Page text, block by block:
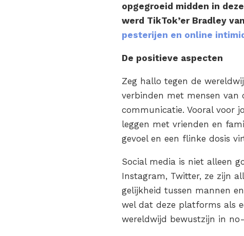
opgegroeid midden in
werd TikTok’er Bradley
pesterijen en online
De positieve aspecten
Zeg hallo tegen de
verbinden met mensen van
communicatie. Vooral voor
leggen met vrienden en
gevoel en een flinke dosis
Social media is niet alleen
Instagram, Twitter, ze zijn
gelijkheid tussen mannen
wel dat deze platforms als
wereldwijd bewustzijn in